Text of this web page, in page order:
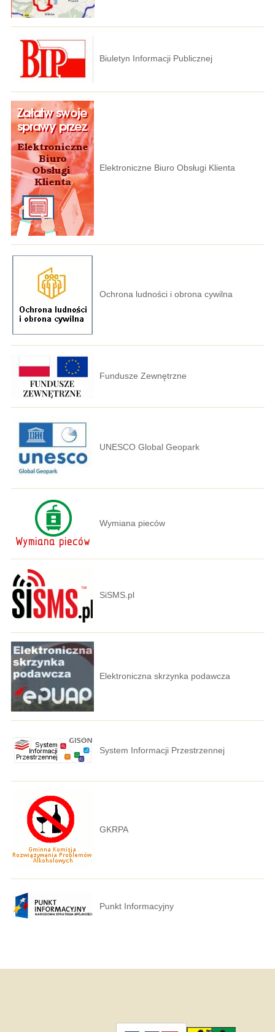
Biuletyn Informacji Publicznej
Elektroniczne Biuro Obsługi Klienta
Ochrona ludności i obrona cywilna
Fundusze Zewnętrzne
UNESCO Global Geopark
Wymiana pieców
SiSMS.pl
Elektroniczna skrzynka podawcza
System Informacji Przestrzennej
GKRPA
Punkt Informacyjny